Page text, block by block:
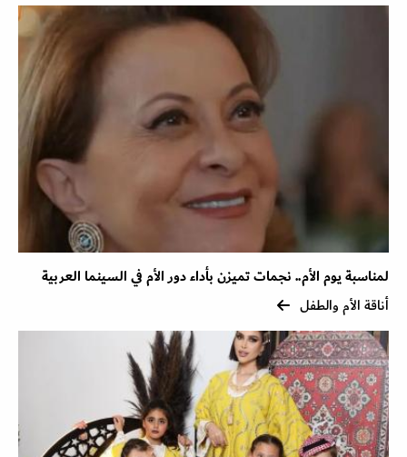
لمناسبة يوم الأم.. نجمات تميزن بأداء دور الأم في السينما العربية
أناقة الأم والطفل